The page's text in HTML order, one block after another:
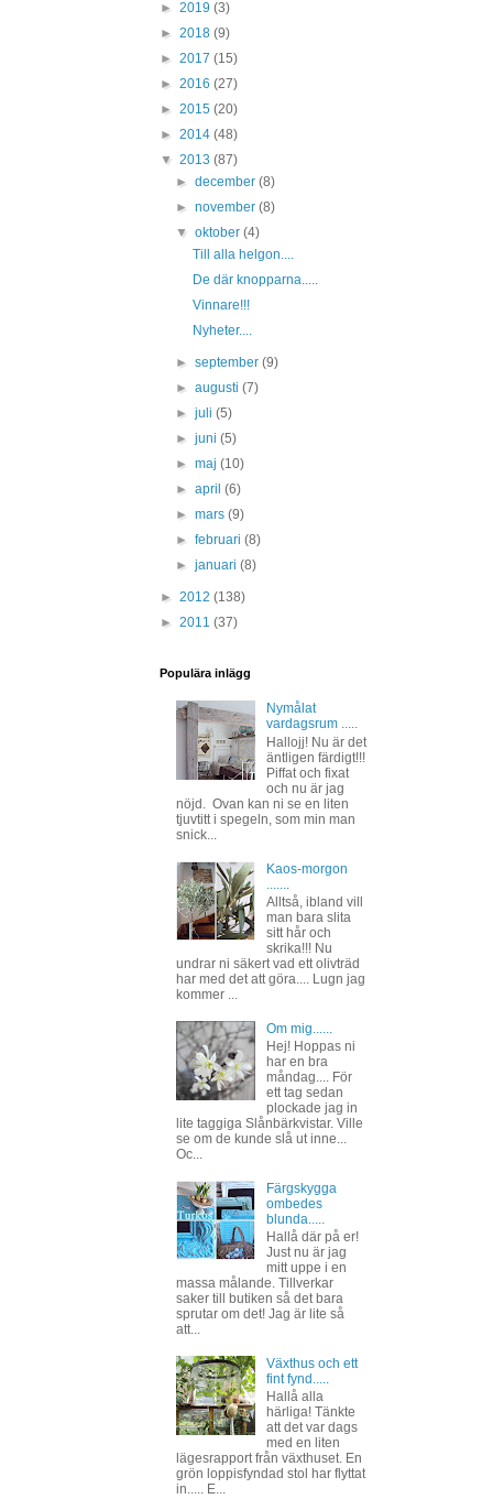
► 2019 (3)
► 2018 (9)
► 2017 (15)
► 2016 (27)
► 2015 (20)
► 2014 (48)
▼ 2013 (87)
►december(8)
►november(8)
▼oktober(4)
Till alla helgon....
De där knopparna.....
Vinnare!!!
Nyheter....
►september(9)
►augusti(7)
►juli(5)
►juni(5)
►maj(10)
►april(6)
►mars(9)
►februari(8)
►januari(8)
► 2012 (138)
► 2011 (37)
Populära inlägg
Nymålat
vardagsrum .....
Hallojj! Nu är det
äntligen färdigt!!!
Piffat och fixat
och nu är jag
nöjd. Ovan kan ni se en liten
tjuvtitt i spegeln, som min man
snick...
Kaos-morgon
Alltså, ibland vill
man bara slita
sitt hår och
skrika!!! Nu
undrar ni säkert vad ett olivträd
har med det att göra.... Lugn jag
kommer ...
Om mig......
Hej! Hoppas ni
har en bra
måndag.... För
ett tag sedan
plockade jag in
lite taggiga Slånbärkvistar. Ville
se om de kunde slå ut inne...
Oc...
Färgskygga
ombedes
blunda.....
Hallå där på er!
Just nu är jag
mitt uppe i en
massa målande. Tillverkar
saker till butiken så det bara
sprutar om det! Jag är lite så
att...
Växthus och ett
fint fynd.....
Hallå alla
härliga! Tänkte
att det var dags
med en liten
lägesrapport från växthuset. En
grön loppisfyndad stol har flyttat
in..... E...